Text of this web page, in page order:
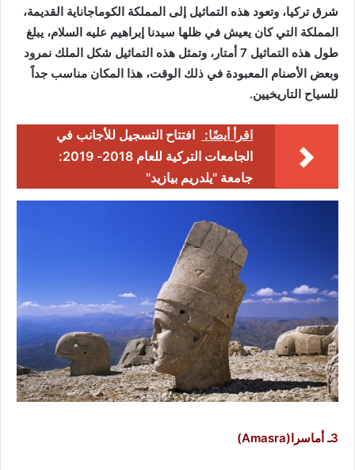
شرق تركيا، وتعود هذه التماثيل إلى المملكة الكوماجاناية القديمة،
المملكة التي كان يعيش في ظلها سيدنا إبراهيم عليه السلام، يبلغ
طول هذه التماثيل 7 أمتار، وتمثل هذه التماثيل شكل الملك نمرود
وبعض الأصنام المعبودة في ذلك الوقت، هذا المكان مناسب جداً
للسياح التاريخيين.
اقرأ أيضًا:
افتتاح التسجيل للأجانب في
الجامعات التركية للعام 2018- 2019:
جامعة "يلدريم بيازيد"
3ـ أماسرا(Amasra)